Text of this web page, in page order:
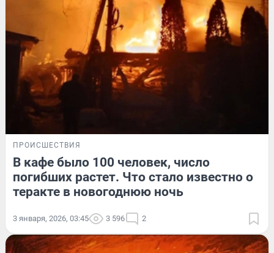
ПРОИСШЕСТВИЯ
В кафе было 100 человек, число
погибших растет. Что стало известно о
теракте в новогоднюю ночь
3 января, 2026, 03:45 3 596 2